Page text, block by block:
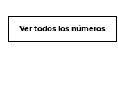
Ver todos los números